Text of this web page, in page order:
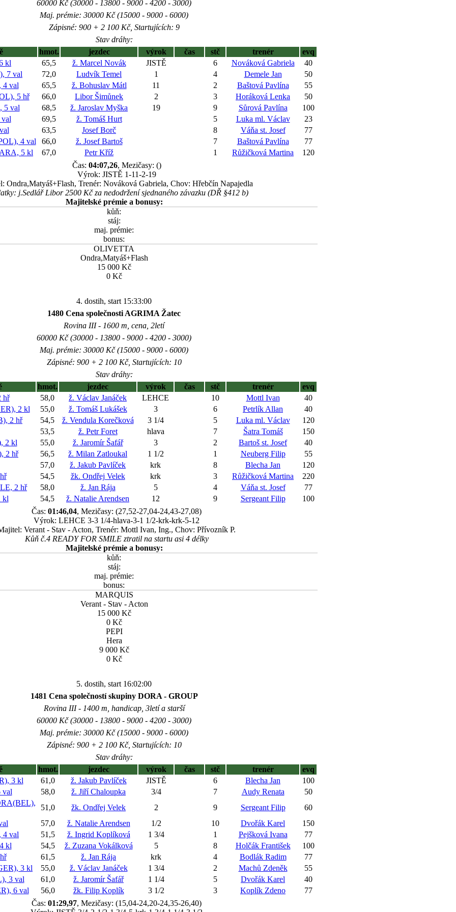
60000 Kč (30000 - 13800 - 9000 - 4200 - 3000)
Maj. prémie: 30000 Kč (15000 - 9000 - 6000)
Zápisné: 900 + 2 100 Kč, Startujících: 9
Stav dráhy:
hmot. jezdec výrok čas stč trenér
evq
kl
65,5 ž. Marcel Novák JISTĚ 6 Nováková Gabriela
40
7 val
72,0 Ludvík Temel 1 4 Demele Jan
50
4 val
65,5 ž. Bohuslav Mátl 11 2 Baštová Pavlína
55
5 hř
66,0 Libor Šimůnek 2 3 Horáková Lenka
50
5 val
68,5 ž. Jaroslav Myška 19 9 Sůrová Pavlína
100
69,5 ž. Tomáš Hurt 5 Luka ml. Václav
23
63,5 Josef Borč 8 Váňa st. Josef
77
4 val
66,0 ž. Josef Bartoš 7 Baštová Pavlína
77
5 kl
67,0 Petr Kříž 1 Růžičková Martina
120
Čas: 04:07,26, Mezičasy: ()
Výrok: JISTĚ 1-11-2-19
Ondra,Matyáš+Flash, Trenér: Nováková Gabriela, Chov: Hřebčín Napajedla
j.Sedlář Libor 2500 Kč za nedodržení sjednaného závazku (DŘ §412 b)
Majitelské prémie a bonusy:
kůň:
stáj:
maj. prémie:
bonus:
OLIVETTA
Ondra,Matyáš+Flash
15 000 Kč
0 Kč
4. dostih, start 15:33:00
1480 Cena společnosti AGRIMA Žatec
Rovina III - 1600 m, cena, 2letí
60000 Kč (30000 - 13800 - 9000 - 4200 - 3000)
Maj. prémie: 30000 Kč (15000 - 9000 - 6000)
Zápisné: 900 + 2 100 Kč, Startujících: 10
Stav dráhy:
hmot. jezdec výrok čas stč trenér
evq
hř
58,0 ž. Václav Janáček LEHCE 10 Mottl Ivan
40
2 kl
55,0 ž. Tomáš Lukášek 3 6 Petrlík Allan
40
2 hř
54,5 ž. Vendula Korečková 3 1/4 5 Luka ml. Václav
120
53,5
ž. Petr Foret hlava 7 Šatra Tomáš
150
2 kl
55,0 ž. Jaromír Šafář 3 2 Bartoš st. Josef
40
2 hř
56,5 ž. Milan Zatloukal 1 1/2 1 Neuberg Filip
55
57,0
ž. Jakub Pavlíček krk 8 Blecha Jan
120
54,5 žk. Ondřej Velek krk 3 Růžičková Martina
220
2 hř
58,0 ž. Jan Rája 5 4 Váňa st. Josef
77
kl
54,5 ž. Natalie Arendsen 12 9 Sergeant Filip
100
Čas: 01:46,04, Mezičasy: (27,52-27,04-24,43-27,08)
Výrok: LEHCE 3-3 1/4-hlava-3-1 1/2-krk-krk-5-12
Verant - Stav - Acton, Trenér: Mottl Ivan, Ing., Chov: Přívozník P.
Kůň č.4 READY FOR SMILE ztratil na startu asi 4 délky
Majitelské prémie a bonusy:
kůň:
stáj:
maj. prémie:
bonus:
MARQUIS
Verant - Stav - Acton
15 000 Kč
0 Kč
PEPI
Hera
9 000 Kč
0 Kč
5. dostih, start 16:02:00
1481 Cena společností skupiny DORA - GROUP
Rovina III - 1400 m, handicap, 3letí a starší
60000 Kč (30000 - 13800 - 9000 - 4200 - 3000)
Maj. prémie: 30000 Kč (15000 - 9000 - 6000)
Zápisné: 900 + 2 100 Kč, Startujících: 10
Stav dráhy:
hmot. jezdec výrok čas stč trenér
evq
3 kl
61,0 ž. Jakub Pavlíček JISTĚ 6 Blecha Jan
100
val
58,0 ž. Jiří Chaloupka 3/4 7 Audy Renata
50
51,0 žk. Ondřej Velek 2 9 Sergeant Filip
60
57,0 ž. Natalie Arendsen 1/2 10 Dvořák Karel
150
val
51,5 ž. Ingrid Koplíková 1 3/4 1 Pejšková Ivana
77
kl
54,5 ž. Zuzana Vokálková 5 8 Holčák František
100
61,5 ž. Jan Rája krk 4 Bodlák Radim
77
3 kl
55,0 ž. Václav Janáček 1 3/4 2 Machů Zdeněk
55
3 val
61,0 ž. Jaromír Šafář 1 1/4 5 Dvořák Karel
40
6 val
56,0 žk. Filip Koplík 3 1/2 3 Koplík Zdeno
77
Čas: 01:29,97, Mezičasy: (15,04-24,20-24,35-26,40)